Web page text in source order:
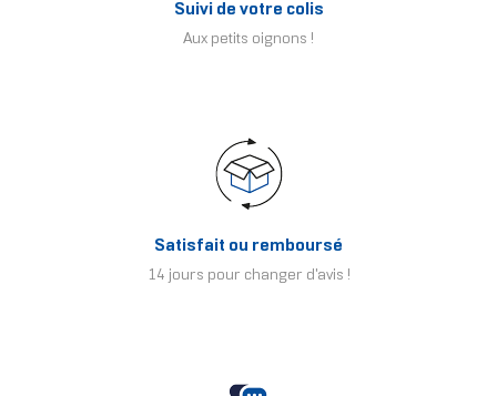
Suivi de votre colis
Aux petits oignons !
Satisfait ou remboursé
14 jours pour changer d'avis !